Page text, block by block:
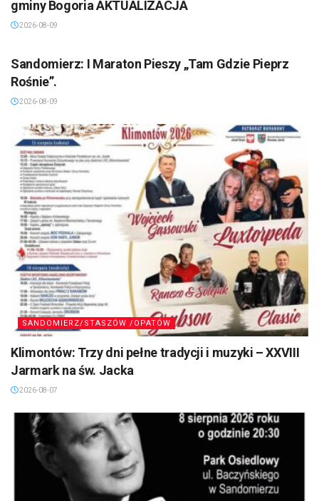
gminy Bogoria AKTUALIZACJA
2026-08-09
Sandomierz: I Maraton Pieszy „Tam Gdzie Pieprz
Rośnie”.
2026-08-09
SANDOMIERZ/STASZÓW /OPATÓW
Klimontów: Trzy dni pełne tradycji i muzyki – XXVIII
Jarmark na św. Jacka
2026-08-07